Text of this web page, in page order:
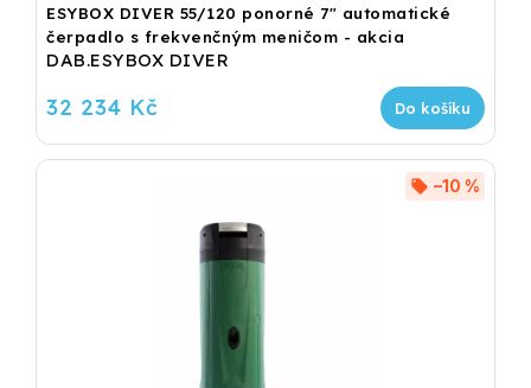
ESYBOX DIVER 55/120 ponorné 7" automatické
čerpadlo s frekvenčným meničom - akcia
DAB.ESYBOX DIVER
32 234 Kč Do košíku
–10 %